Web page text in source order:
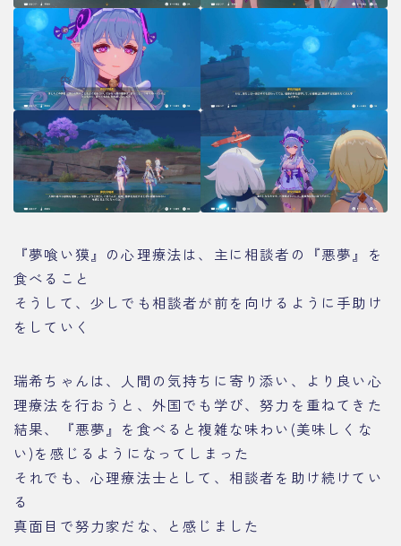
『夢喰い獏』の心理療法は、主に相談者の『悪夢』を
食べること
そうして、少しでも相談者が前を向けるように手助け
をしていく
瑞希ちゃんは、人間の気持ちに寄り添い、より良い心
理療法を行おうと、外国でも学び、努力を重ねてきた
結果、『悪夢』を食べると複雑な味わい(美味しくな
い)を感じるようになってしまった
それでも、心理療法士として、相談者を助け続けてい
る
真面目で努力家だな、と感じました